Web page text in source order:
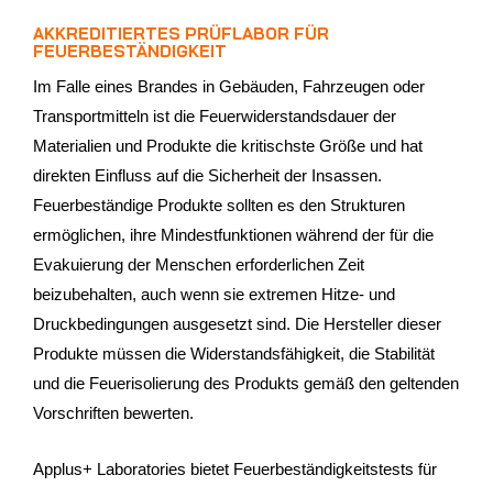
AKKREDITIERTES PRÜFLABOR FÜR
FEUERBESTÄNDIGKEIT
Im Falle eines Brandes in Gebäuden, Fahrzeugen oder
Transportmitteln ist die Feuerwiderstandsdauer der
Materialien und Produkte die kritischste Größe und hat
direkten Einfluss auf die Sicherheit der Insassen.
Feuerbeständige Produkte sollten es den Strukturen
ermöglichen, ihre Mindestfunktionen während der für die
Evakuierung der Menschen erforderlichen Zeit
beizubehalten, auch wenn sie extremen Hitze- und
Druckbedingungen ausgesetzt sind. Die Hersteller dieser
Produkte müssen die Widerstandsfähigkeit, die Stabilität
und die Feuerisolierung des Produkts gemäß den geltenden
Vorschriften bewerten.
Applus+ Laboratories bietet Feuerbeständigkeitstests für